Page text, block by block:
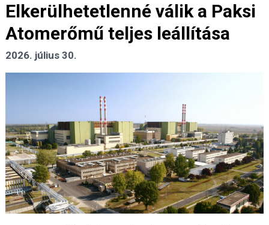
Elkerülhetetlenné válik a Paksi
Atomerőmű teljes leállítása
2026. július 30.